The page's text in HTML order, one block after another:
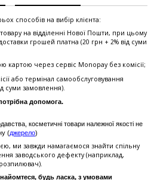
способів на вибір клієнта:
на відділенні Нової Пошти, при цьому
грошей платна (20 грн + 2% від суми
картою через сервіс Monopay без комісії;
або термінал самообслуговування
суми замовлення).
допомога.
косметичні товари належної якості не
(джерело)
ми завжди намагаємося знайти спільну
заводського дефекту (наприклад,
будь ласка, з умовами